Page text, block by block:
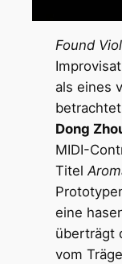
Found
als eines
Dong
MIDI-
Titel
eine
überträgt
vom